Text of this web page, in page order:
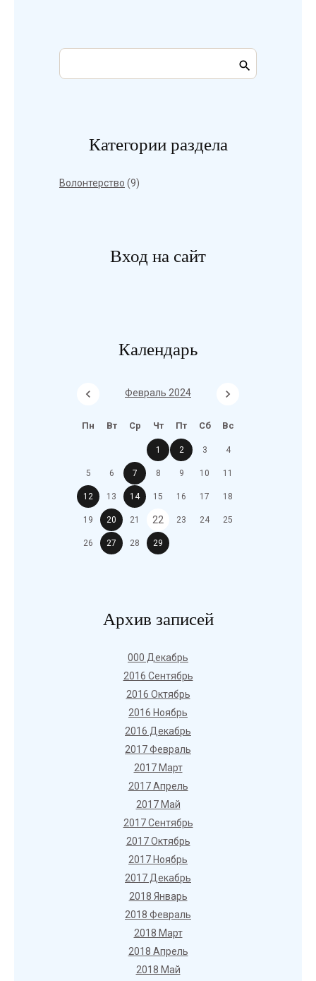
Категории раздела
Волонтерство (9)
Вход на сайт
Календарь
Февраль 2024
Пн Вт Ср Чт Пт Сб Вс
1 2 3 4
5 6 7 8 9 10 11
12 13 14 15 16 17 18
19 20 21 22 23 24 25
26 27 28 29
Архив записей
000 Декабрь
2016 Сентябрь
2016 Октябрь
2016 Ноябрь
2016 Декабрь
2017 Февраль
2017 Март
2017 Апрель
2017 Май
2017 Сентябрь
2017 Октябрь
2017 Ноябрь
2017 Декабрь
2018 Январь
2018 Февраль
2018 Март
2018 Апрель
2018 Май